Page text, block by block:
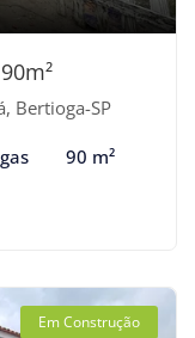
Bertioga-SP
90 m²
Em Construção